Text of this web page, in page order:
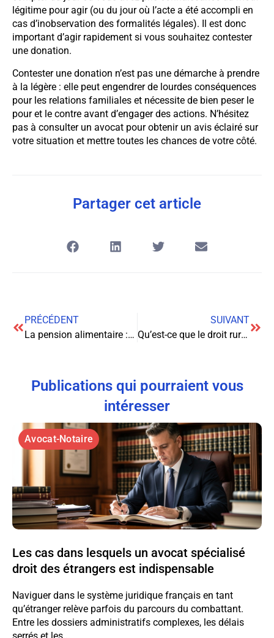
légitime pour agir (ou du jour où l’acte a été accompli en
cas d’inobservation des formalités légales). Il est donc
important d’agir rapidement si vous souhaitez contester
une donation.
Contester une donation n’est pas une démarche à prendre
à la légère : elle peut engendrer de lourdes conséquences
pour les relations familiales et nécessite de bien peser le
pour et le contre avant d’engager des actions. N’hésitez
pas à consulter un avocat pour obtenir un avis éclairé sur
votre situation et mettre toutes les chances de votre côté.
Partager cet article
PRÉCÉDENT
La pension alimentaire : définition, calcul et modalités
SUIVANT
Qu’est-ce que le droit rural ?
Publications qui pourraient vous
intéresser
Avocat-Notaire
Les cas dans lesquels un avocat spécialisé
droit des étrangers est indispensable
Naviguer dans le système juridique français en tant
qu’étranger relève parfois du parcours du combattant.
Entre les dossiers administratifs complexes, les délais